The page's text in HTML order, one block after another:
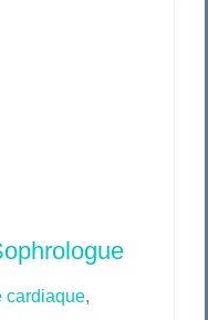
cardiaque,